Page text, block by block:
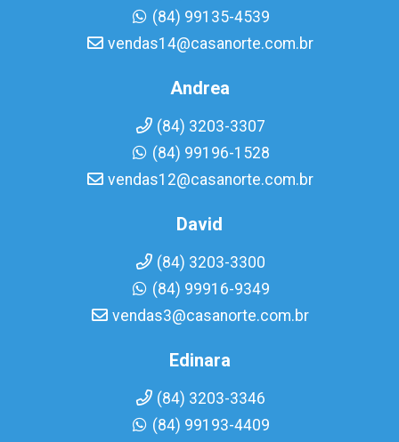
(84) 99135-4539
vendas14@casanorte.com.br
Andrea
(84) 3203-3307
(84) 99196-1528
vendas12@casanorte.com.br
David
(84) 3203-3300
(84) 99916-9349
vendas3@casanorte.com.br
Edinara
(84) 3203-3346
(84) 99193-4409